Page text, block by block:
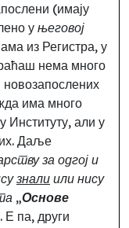
(имају
у његовој
из Регистра, у
нема много
новозапослених
има много
Институту, али у
Даље
за одгој и
знали или нису
„Основе
Е па, други